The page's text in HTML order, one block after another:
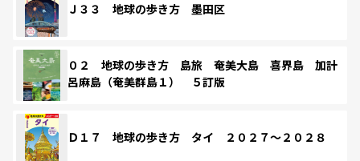
Ｊ３３ 地球の歩き方 墨田区
０２ 地球の歩き方 島旅 奄美大島 喜界島 加計
呂麻島（奄美群島１） ５訂版
Ｄ１７ 地球の歩き方 タイ ２０２７～２０２８